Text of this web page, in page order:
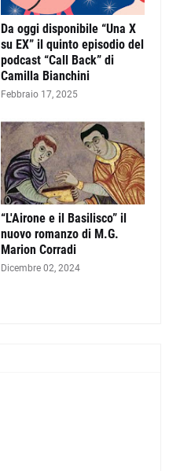
Da oggi disponibile “Una X
su EX” il quinto episodio del
podcast “Call Back” di
Camilla Bianchini
Febbraio 17, 2025
“L'Airone e il Basilisco” il
nuovo romanzo di M.G.
Marion Corradi
Dicembre 02, 2024